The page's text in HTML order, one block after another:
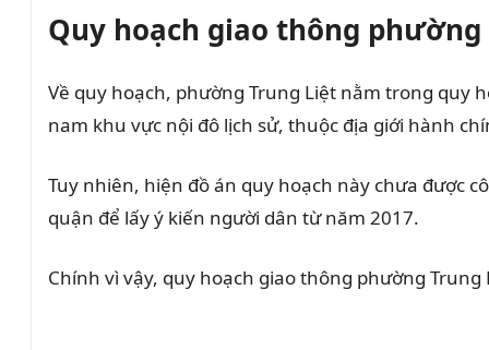
Quy hoạch giao thông
Về quy hoạch, phường Trung Liệt nằm trong quy
nam khu vực nội đô lịch sử, thuộc địa giới hành
Tuy nhiên, hiện đồ án quy hoạch này chưa được
quận để lấy ý kiến người dân từ năm 2017.
Chính vì vậy, quy hoạch giao thông phường